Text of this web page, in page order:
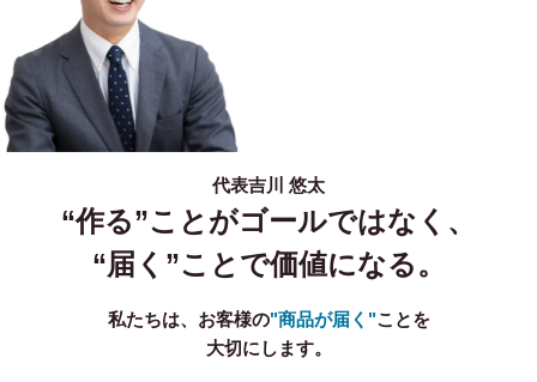
代表吉川 悠太
“作る”ことがゴールではなく、
“届く”ことで価値になる。
私たちは、お客様の"商品が届く"ことを
大切にします。